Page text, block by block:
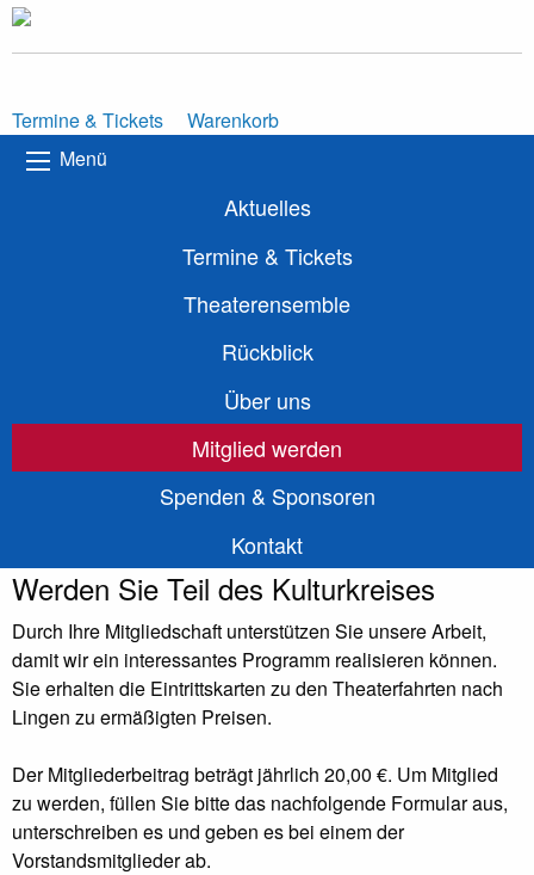
Termine & Tickets
Warenkorb
Menü
Aktuelles
Termine & Tickets
Theaterensemble
Rückblick
Über uns
Mitglied werden
Spenden & Sponsoren
Kontakt
Werden Sie Teil des Kulturkreises
Durch Ihre Mitgliedschaft unterstützen Sie unsere Arbeit,
damit wir ein interessantes Programm realisieren können.
Sie erhalten die Eintrittskarten zu den Theaterfahrten nach
Lingen zu ermäßigten Preisen.
Der Mitgliederbeitrag beträgt jährlich 20,00 €. Um Mitglied
zu werden, füllen Sie bitte das nachfolgende Formular aus,
unterschreiben es und geben es bei einem der
Vorstandsmitglieder ab.